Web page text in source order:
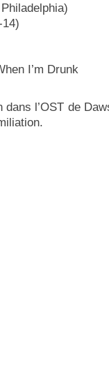
I’m Drunk
l’OST de